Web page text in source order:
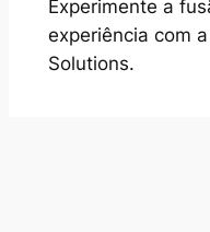
Experimente a
experiência com
Solutions.